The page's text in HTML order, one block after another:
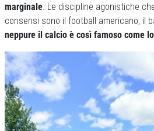
marginale. Le discipline agonistiche
consensi sono il football americano, il
neppure il calcio è così famoso come